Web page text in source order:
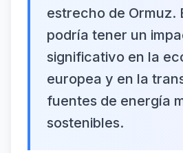
estrecho de Ormuz.
podría tener un
significativo en la
europea y en la
fuentes de energía
sostenibles.